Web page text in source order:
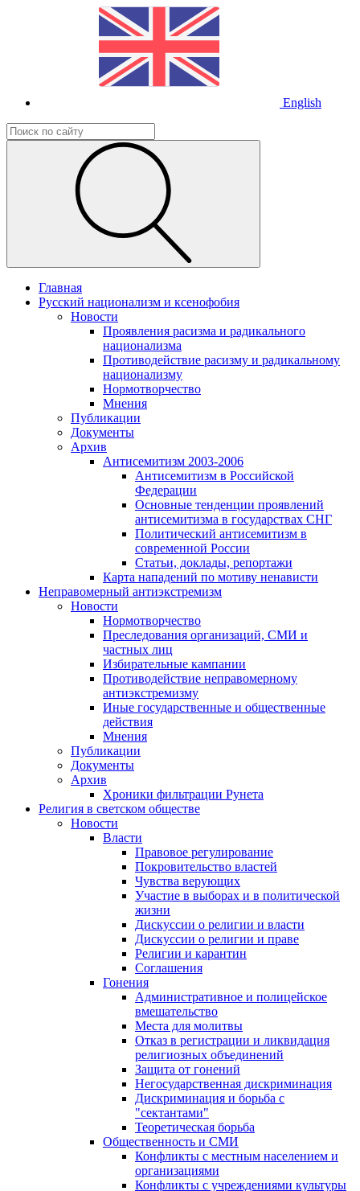
English
Главная
Русский национализм и ксенофобия
Новости
Проявления расизма и радикального
национализма
Противодействие расизму и радикальному
национализму
Нормотворчество
Мнения
Публикации
Документы
Архив
Антисемитизм 2003-2006
Антисемитизм в Российской
Федерации
Основные тенденции проявлений
антисемитизма в государствах СНГ
Политический антисемитизм в
современной России
Статьи, доклады, репортажи
Карта нападений по мотиву ненависти
Неправомерный антиэкстремизм
Новости
Нормотворчество
Преследования организаций, СМИ и
частных лиц
Избирательные кампании
Противодействие неправомерному
антиэкстремизму
Иные государственные и общественные
действия
Мнения
Публикации
Документы
Архив
Хроники фильтрации Рунета
Религия в светском обществе
Новости
Власти
Правовое регулирование
Покровительство властей
Чувства верующих
Участие в выборах и в политической
жизни
Дискуссии о религии и власти
Дискуссии о религии и праве
Религии и карантин
Соглашения
Гонения
Административное и полицейское
вмешательство
Места для молитвы
Отказ в регистрации и ликвидация
религиозных объединений
Защита от гонений
Негосударственная дискриминация
Дискриминация и борьба с
"сектантами"
Теоретическая борьба
Общественность и СМИ
Конфликты с местным населением и
организациями
Конфликты с учреждениями культуры